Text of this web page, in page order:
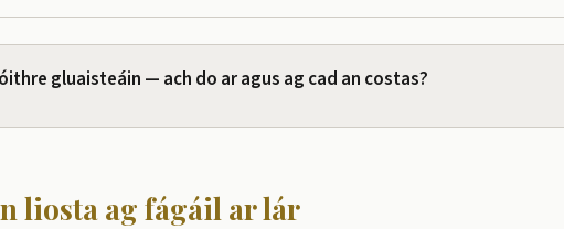
gluaisteáin — ach do ar agus ag cad an costas?
liosta ag fágáil ar lár